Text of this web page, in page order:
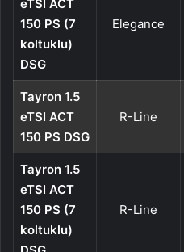
eTSI ACT
150 PS (7
koltuklu)
DSG
Elegance
Tayron 1.5
eTSI ACT
150 PS DSG
R-Line
Tayron 1.5
eTSI ACT
150 PS (7
koltuklu)
R-Line